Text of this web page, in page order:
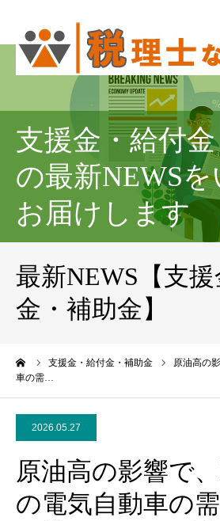
支援金・給付
の最新NEWSを
お届けします
最新NEWS【支
金・補助金】
支援金・給付金・補助金
原油高の
車の需…
2026.05.27
原油高の影響で
の電気自動車の